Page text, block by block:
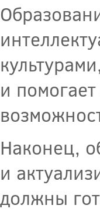
и
Наконец,
и
должны